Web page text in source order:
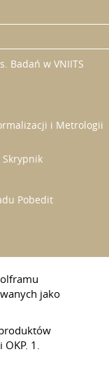
Badań w VNIITS
i Metrologii
Pobedit
jako
1.